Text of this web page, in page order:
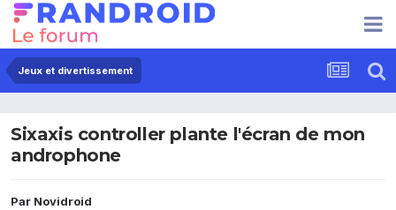
Jeux et divertissement
Sixaxis controller plante l'écran de mon
androphone
Par Novidroid